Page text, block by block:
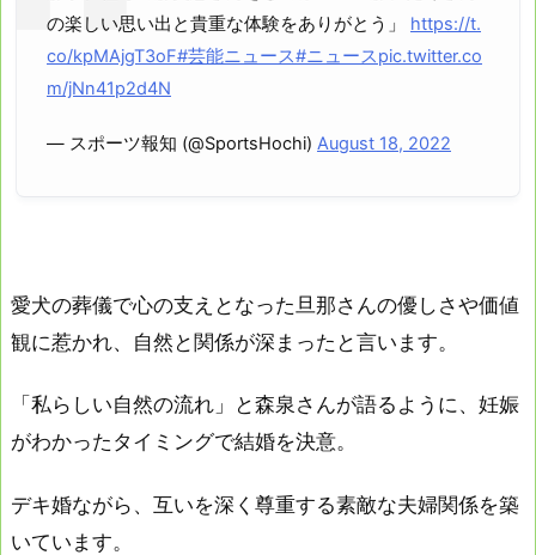
の楽しい思い出と貴重な体験をありがとう」 https://t.
co/kpMAjgT3oF#芸能ニュース#ニュースpic.twitter.co
m/jNn41p2d4N
— スポーツ報知 (@SportsHochi) August 18, 2022
愛犬の葬儀で心の支えとなった旦那さんの優しさや価値
観に惹かれ、自然と関係が深まったと言います。
「私らしい自然の流れ」と森泉さんが語るように、妊娠
がわかったタイミングで結婚を決意。
デキ婚ながら、互いを深く尊重する素敵な夫婦関係を築
いています。